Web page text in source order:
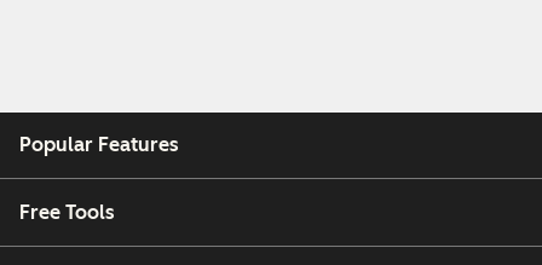
Popular Features
Free Tools